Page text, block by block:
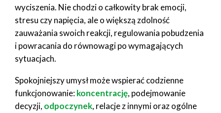
wyciszenia. Nie chodzi o całkowity brak emocji,
stresu czy napięcia, ale o większą zdolność
zauważania swoich reakcji, regulowania pobudzenia
i powracania do równowagi po wymagających
sytuacjach.
Spokojniejszy umysł może wspierać codzienne
funkcjonowanie:koncentrację, podejmowanie
decyzji, odpoczynek, relacje z innymi oraz ogólne